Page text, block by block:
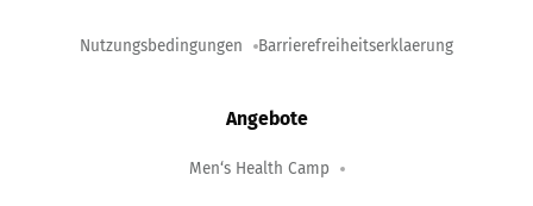
Nutzungsbedingungen Barrierefreiheitserklaerung
Angebote
Men‘s Health Camp